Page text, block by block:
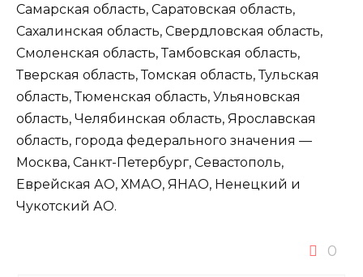
Самарская область, Саратовская область,
Сахалинская область, Свердловская область,
Смоленская область, Тамбовская область,
Тверская область, Томская область, Тульская
область, Тюменская область, Ульяновская
область, Челябинская область, Ярославская
область, города федерального значения —
Москва, Санкт-Петербург, Севастополь,
Еврейская АО, ХМАО, ЯНАО, Ненецкий и
Чукотский АО.
0